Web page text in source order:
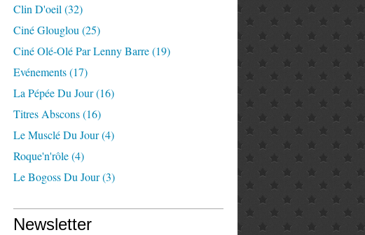
Clin D'oeil (32)
Ciné Glouglou (25)
Ciné Olé-Olé Par Lenny Barre(19)
Evénements(17)
La Pépée Du Jour(16)
Titres Abscons(16)
Le Musclé Du Jour(4)
Roque'n'rôle(4)
Le Bogoss Du Jour(3)
Newsletter